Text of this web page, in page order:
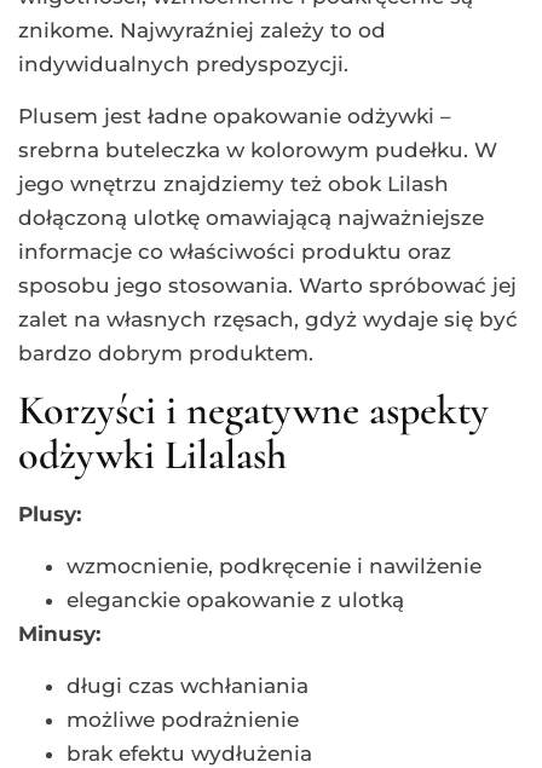
znikome. Najwyraźniej zależy to od
indywidualnych predyspozycji.
Plusem jest ładne opakowanie odżywki –
srebrna buteleczka w kolorowym pudełku. W
jego wnętrzu znajdziemy też obok Lilash
dołączoną ulotkę omawiającą najważniejsze
informacje co właściwości produktu oraz
sposobu jego stosowania. Warto spróbować jej
zalet na własnych rzęsach, gdyż wydaje się być
bardzo dobrym produktem.
Korzyści i negatywne aspekty
odżywki Lilalash
Plusy:
wzmocnienie, podkręcenie i nawilżenie
eleganckie opakowanie z ulotką
Minusy:
długi czas wchłaniania
możliwe podrażnienie
brak efektu wydłużenia